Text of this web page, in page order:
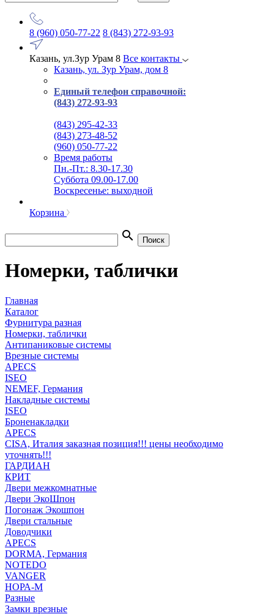
8 (960) 050-77-22 8 (843) 272-93-93
Казань, ул.Зур Урам 8 Все контакты
Казань, ул. Зур Урам, дом 8
Единый телефон справочной:
(843) 272-93-93
(843) 295-42-33
(843) 273-48-52
(960) 050-77-22
Время работы
Пн.-Пт.: 8.30-17.30
Суббота 09.00-17.00
Воскресенье: выходной
Корзина
search Поиск
Номерки, таблички
Главная
Каталог
Фурнитура разная
Номерки, таблички
Антипаниковые системы
Врезные системы
APECS
ISEO
NEMEF, Германия
Накладные системы
ISEO
Броненакладки
APECS
CISA, Италия заказная позиция!!! цены необходимо
уточнять!!!
ГАРДИАН
КРИТ
Двери межкомнатные
Двери ЭкоШпон
Погонаж Экошпон
Двери стальные
Доводчики
APECS
DORMA, Германия
NOTEDO
VANGER
НОРА-М
Разные
Замки врезные